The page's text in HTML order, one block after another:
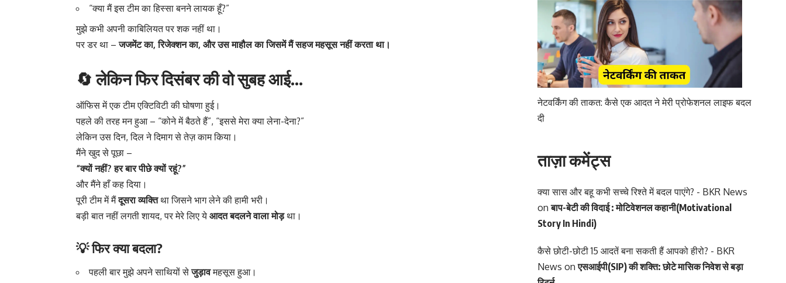
“क्या मैं इस टीम का हिस्सा बनने लायक हूँ?”
मुझे कभी अपनी काबिलियत पर शक नहीं था।
पर डर था –जजमेंट का, रिजेक्शन का, और उस माहौल का जिसमें मैं सहज महसूस नहीं करता था।
🔄 लेकिन फिर दिसंबर की वो सुबह आई…
ऑफिस में एक टीम एक्टिविटी की घोषणा हुई।
पहले की तरह मन हुआ – “कोने में बैठते हैं”, “इससे मेरा क्या लेना-देना?”
लेकिन उस दिन, दिल ने दिमाग से तेज़ काम किया।
मैंने खुद से पूछा –
“क्यों नहीं? हर बार पीछे क्यों रहूं?”
और मैंने हाँ कह दिया।
पूरी टीम में मैंदूसरा व्यक्तिथा जिसने भाग लेने की हामी भरी।
बड़ी बात नहीं लगती शायद, पर मेरे लिए ये आदत बदलने वाला मोड़था।
💡 फिर क्या बदला?
पहली बार मुझे अपने साथियों सेजुड़ावमहसूस हुआ।
नेटवर्किंग की ताकत: कैसे एक आदत ने मेरी प्रोफेशनल लाइफ बदल
दी
ताज़ा कमेंट्स
क्या सास और बहू कभी सच्चे रिश्ते में बदल पाएंगे? - BKR News
onबाप-बेटी की विदाई : मोटिवेशनल कहानी(Motivational
Story In Hindi)
कैसे छोटी-छोटी 15 आदतें बना सकती हैं आपको हीरो? - BKR
News onएसआईपी(SIP) की शक्ति: छोटे मासिक निवेश से बड़ा